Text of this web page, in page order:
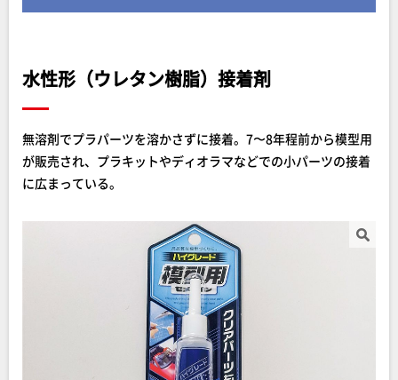
水性形（ウレタン樹脂）接着剤
無溶剤でプラパーツを溶かさずに接着。7〜8年程前から模型用
が販売され、プラキットやディオラマなどでの小パーツの接着
に広まっている。